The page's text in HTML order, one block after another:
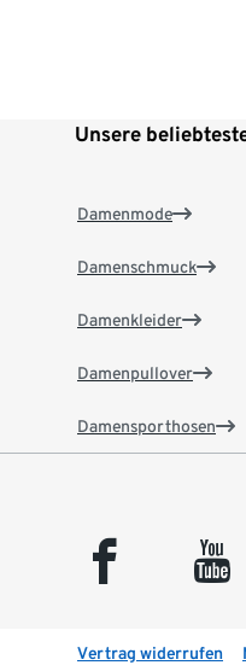
Unsere
Damenmode
Damenschmuck
Damenkleider
Damenpullover
Damensporthosen
facebook youtube
Vertrag widerrufen